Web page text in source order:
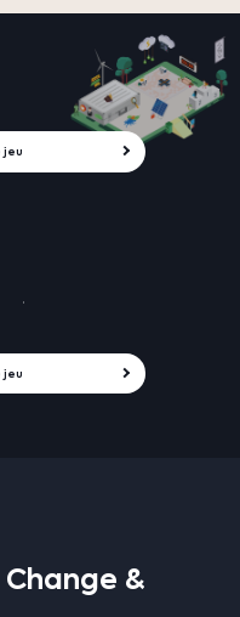
jeu
jeu
Change &